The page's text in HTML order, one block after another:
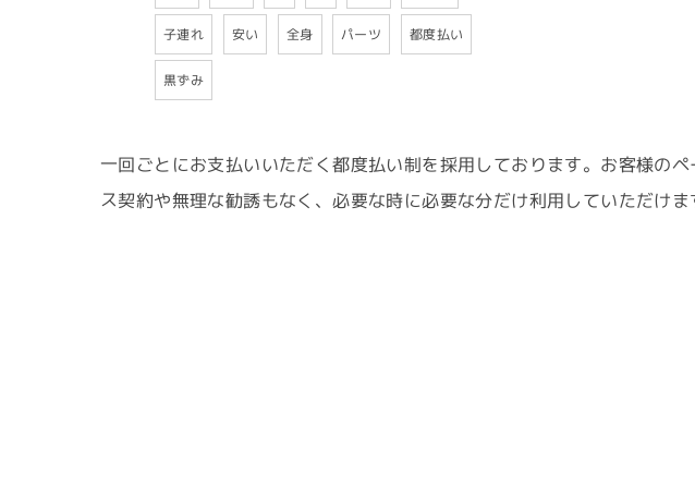
子連れ 安い 全身 パーツ 都度払い
黒ずみ
一回ごとにお支払いいただく都度払い制を採用しております。お客様の
ス契約や無理な勧誘もなく、必要な時に必要な分だけ利用していただけま
ご